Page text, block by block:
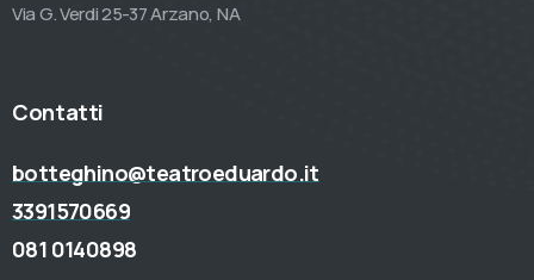
Via G. Verdi 25-37 Arzano, NA
Contatti
botteghino@teatroeduardo.it
3391570669
081 0140898